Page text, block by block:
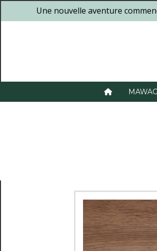
Une nouvelle aventure
Panneau de gestion des cookies